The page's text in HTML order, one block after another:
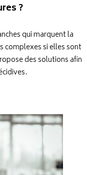
?
qui marquent la
complexes si elles sont
des solutions afin